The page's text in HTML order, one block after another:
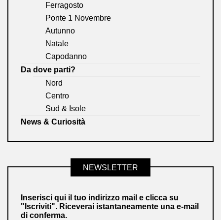
Ferragosto
Ponte 1 Novembre
Autunno
Natale
Capodanno
Da dove parti?
Nord
Centro
Sud & Isole
News & Curiosità
NEWSLETTER
Inserisci qui il tuo indirizzo mail e clicca su
"Iscriviti". Riceverai istantaneamente una e-mail
di conferma.